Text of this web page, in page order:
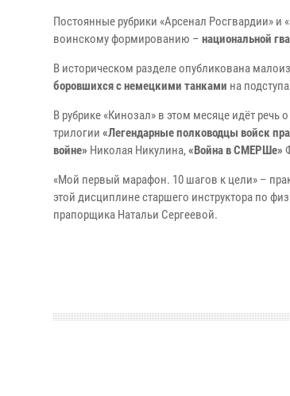
Постоянные рубрики «Арсенал Росгвардии»
воинскому формированию – национальной
В историческом разделе опубликована
боровшихся с немецкими танками на
В рубрике «Кинозал» в этом месяце идёт
трилогии «Легендарные полководцы войск
войне» Николая Никулина,«Война в СМЕРШе»
«Мой первый марафон. 10 шагов к цели» –
этой дисциплине старшего инструктора по
прапорщика Натальи Сергеевой.